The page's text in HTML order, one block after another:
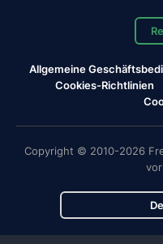
Allgemeine
Cookies-Richtlinien
Copyright © 2010-2026